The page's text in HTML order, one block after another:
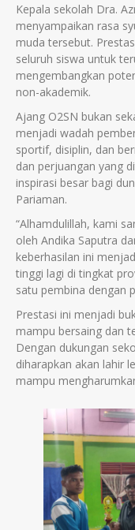
Kepala sekolah Dra.
menyampaikan rasa
muda tersebut.
seluruh siswa untuk
mengembangkan
non-akademik.
Ajang O2SN bukan
menjadi wadah
sportif, disiplin, dan
dan perjuangan yang
inspirasi besar bagi
Pariaman.
“Alhamdulillah, kami
oleh Andika Saputra
keberhasilan ini
tinggi lagi di tingkat
satu pembina dengan
Prestasi ini menjadi
mampu bersaing dan
Dengan dukungan
diharapkan akan lahir
mampu